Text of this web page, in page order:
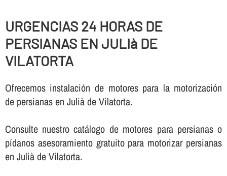
URGENCIAS 24 HORAS DE
PERSIANAS EN JULIà DE
VILATORTA
Ofrecemos instalación de motores para la motorización
de persianas en Julià de Vilatorta.
Consulte nuestro catálogo de motores para persianas o
pí­danos asesoramiento gratuito para motorizar persianas
en Julià de Vilatorta.